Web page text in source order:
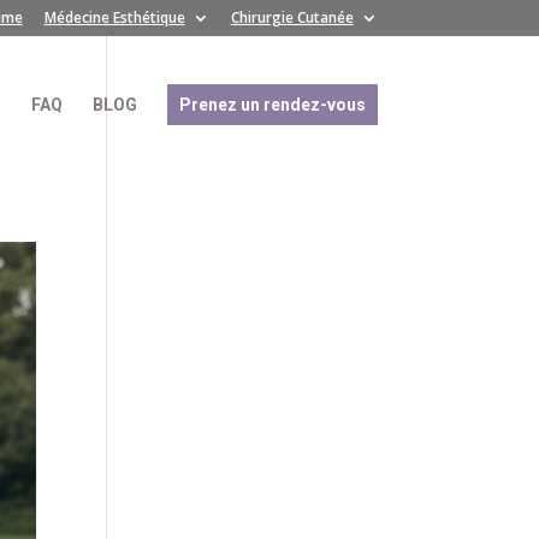
Médecine Esthétique Chirurgie Cutanée
FAQ BLOG Prenez un rendez-vous